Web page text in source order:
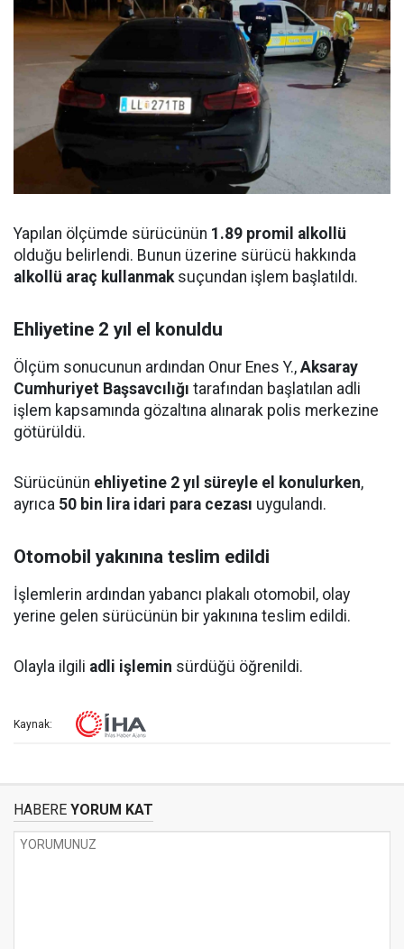
Yapılan ölçümde sürücünün 1.89 promil alkollü
olduğu belirlendi. Bunun üzerine sürücü hakkında
alkollü araç kullanmaksuçundan işlem başlatıldı.
Ehliyetine 2 yıl el konuldu
Ölçüm sonucunun ardından Onur Enes Y., Aksaray
Cumhuriyet Başsavcılığı tarafından başlatılan adli
işlem kapsamında gözaltına alınarak polis merkezine
götürüldü.
Sürücünün ehliyetine 2 yıl süreyle el konulurken,
ayrıca 50 bin lira idari para cezası uygulandı.
Otomobil yakınına teslim edildi
İşlemlerin ardından yabancı plakalı otomobil, olay
yerine gelen sürücünün bir yakınına teslim edildi.
Olayla ilgili adli işlemin sürdüğü öğrenildi.
Kaynak:
HABERE YORUM KAT